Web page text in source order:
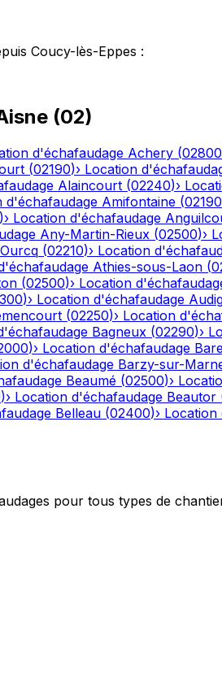
Coucy-lès-Eppes :
(02)
d'échafaudage Achery (02800
(02190)› Location
Alaincourt (02240)›
d'échafaudage Amifontaine (02190
)› Location d'échafaudage
Any-Martin-Rieux (02500)›
(02210)› Location
Athies-sous-Laon (
(02500)› Location
)› Location d'échafaudage
(02250)› Location
Bagneux (02290)›
)› Location d'échafaudage
d'échafaudage Barzy-sur-
Beaumé (02500)›
)› Location d'échafaudage Beautor
Belleau (02400)› Location
pour tous types de